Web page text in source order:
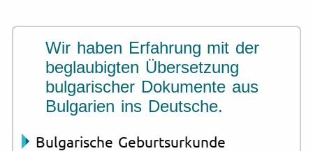
Wir haben Erfahrung mit der
beglaubigten Übersetzung
bulgarischer Dokumente aus
Bulgarien ins Deutsche.
Bulgarische Geburtsurkunde